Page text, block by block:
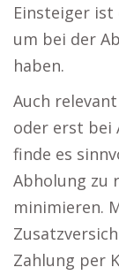
Einsteiger ist
um bei der
haben.
Auch
oder erst bei
finde es
Abholung zu
minimieren.
Zahlung per